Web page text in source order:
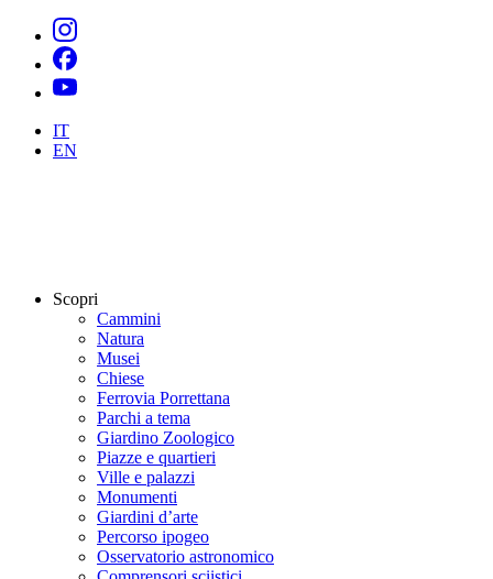
IT
EN
Scopri
Cammini
Natura
Musei
Chiese
Ferrovia Porrettana
Parchi a tema
Giardino Zoologico
Piazze e quartieri
Ville e palazzi
Monumenti
Giardini d’arte
Percorso ipogeo
Osservatorio astronomico